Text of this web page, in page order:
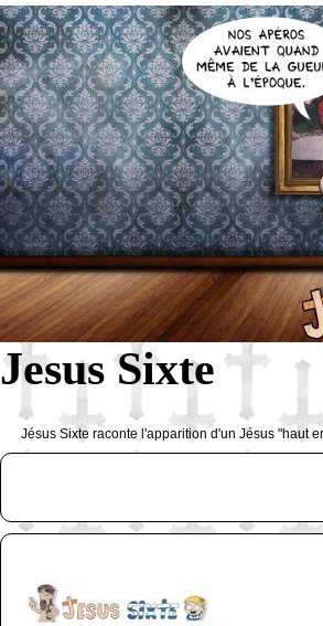
Jesus Sixte
Jésus Sixte raconte l'apparition d'un Jésus "haut